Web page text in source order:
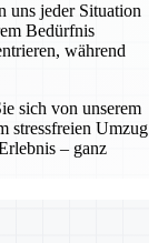
uns jeder Situation
Bedürfnis
während
sich von unserem
stressfreien Umzug
– ganz